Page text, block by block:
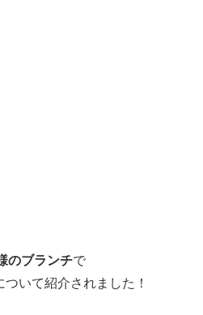
のブランチで
ついて紹介されました！